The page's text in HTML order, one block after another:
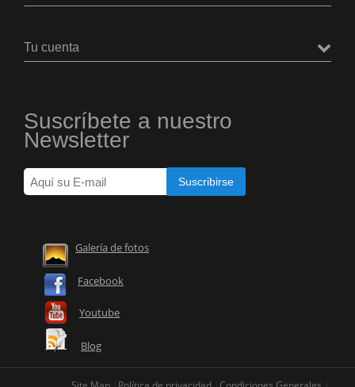
Tu cuenta
Suscríbete a nuestro
Newsletter
Galería de fotos
Facebook
Youtube
Blog